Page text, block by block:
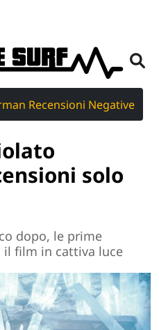
Recensioni Negative
solo
dopo, le prime
il film in cattiva luce